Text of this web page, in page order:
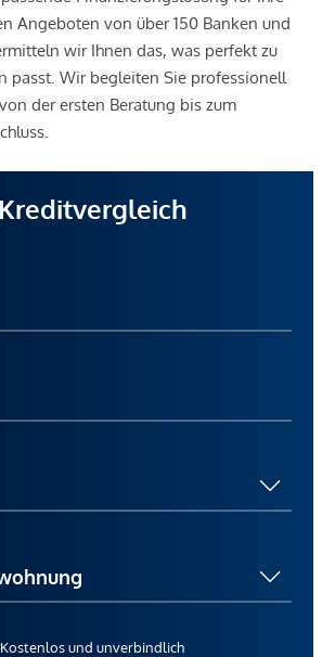
Angeboten von über 150 Banken und
wir Ihnen das, was perfekt zu
passt. Wir begleiten Sie professionell
der ersten Beratung bis zum
Kreditvergleich
Kostenlos und unverbindlich